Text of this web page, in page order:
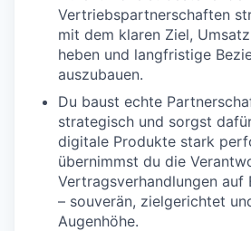
Vertriebspartnerschaften
mit dem klaren Ziel,
heben und langfristige
auszubauen.
Du baust echte
strategisch und sorgst
digitale Produkte stark
übernimmst du die
Vertragsverhandlungen auf
– souverän, zielgerichtet
Augenhöhe.